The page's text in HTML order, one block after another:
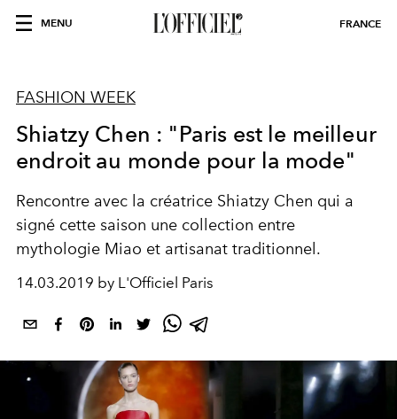
MENU FRANCE
FASHION WEEK
Shiatzy Chen : "Paris est le meilleur
endroit au monde pour la mode"
Rencontre avec la créatrice Shiatzy Chen qui a
signé cette saison une collection entre
mythologie Miao et artisanat traditionnel.
14.03.2019 by L'Officiel Paris